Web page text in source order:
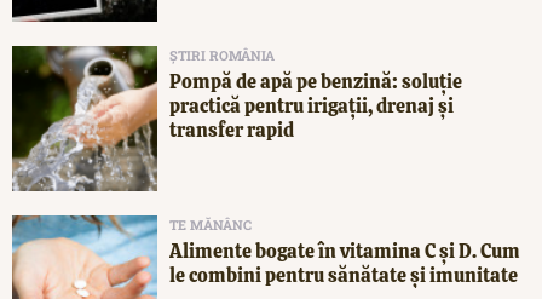
ȘTIRI ROMÂNIA
Pompă de apă pe benzină: soluție
practică pentru irigații, drenaj și
transfer rapid
TE MĂNÂNC
Alimente bogate în vitamina C și D. Cum
le combini pentru sănătate și imunitate